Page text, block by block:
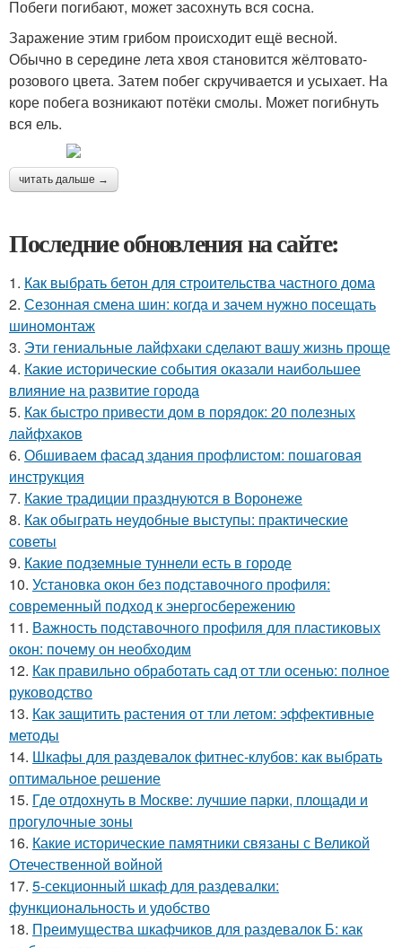
Побеги погибают, может засохнуть вся сосна.
Заражение этим грибом происходит ещё весной.
Обычно в середине лета хвоя становится жёлтовато-
розового цвета. Затем побег скручивается и усыхает. На
коре побега возникают потёки смолы. Может погибнуть
вся ель.
читать дальше →
Последние обновления на сайте:
1. Как выбрать бетон для строительства частного дома
2. Сезонная смена шин: когда и зачем нужно посещать
шиномонтаж
3. Эти гениальные лайфхаки сделают вашу жизнь проще
4. Какие исторические события оказали наибольшее
влияние на развитие города
5. Как быстро привести дом в порядок: 20 полезных
лайфхаков
6. Обшиваем фасад здания профлистом: пошаговая
инструкция
7. Какие традиции празднуются в Воронеже
8. Как обыграть неудобные выступы: практические
советы
9. Какие подземные туннели есть в городе
10. Установка окон без подставочного профиля:
современный подход к энергосбережению
11. Важность подставочного профиля для пластиковых
окон: почему он необходим
12. Как правильно обработать сад от тли осенью: полное
руководство
13. Как защитить растения от тли летом: эффективные
методы
14. Шкафы для раздевалок фитнес-клубов: как выбрать
оптимальное решение
15. Где отдохнуть в Москве: лучшие парки, площади и
прогулочные зоны
16. Какие исторические памятники связаны с Великой
Отечественной войной
17. 5-секционный шкаф для раздевалки:
функциональность и удобство
18. Преимущества шкафчиков для раздевалок Б: как